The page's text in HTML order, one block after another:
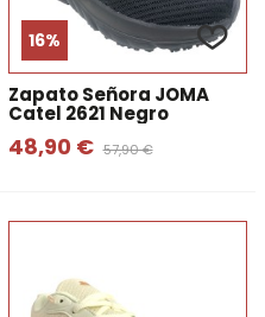
16%
Zapato Señora JOMA
Catel 2621 Negro
48,90 € 57,90 €